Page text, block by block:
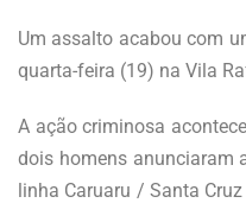
Um assalto acabou com
quarta-feira (19) na Vila
A ação criminosa
dois homens anunciaram
linha Caruaru / Santa